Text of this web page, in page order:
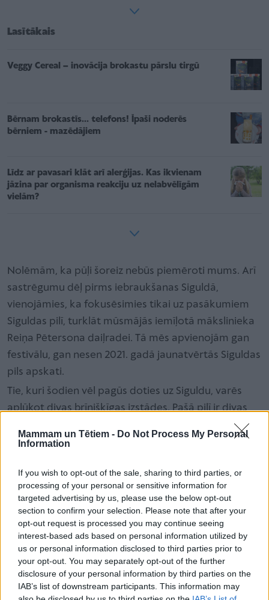
Mammam un Tētiem - Do Not Process My Personal
Information
If you wish to opt-out of the sale, sharing to third parties, or
processing of your personal or sensitive information for
targeted advertising by us, please use the below opt-out
section to confirm your selection. Please note that after your
opt-out request is processed you may continue seeing
interest-based ads based on personal information utilized by
us or personal information disclosed to third parties prior to
your opt-out. You may separately opt-out of the further
disclosure of your personal information by third parties on the
IAB’s list of downstream participants. This information may
Lasītākais
Veggy Cereal – inovācija brokastu pārslu tirgū
Bērnam brokastīs... telefons! Īpaši noderēs
bērniem - mazēdājiem
Līdz ar pavasari klāt arī alerģijas. Kas ikvienam
jāzina par organisma reakciju uz nelabvēlīgām
vielām?
Nolēmām, ka pūļi šoreiz nebūs piemēroti mums. Arī
sastrēgumu dēļ pirms iebraukšanas Siguldā,
vienojāmies, ka fokusēsimies tikai uz pasākumiem
Siguldas pilī, turklāt mūsmājās iemīļotā mākslinieka
Reiņa Pētersona daiļradei. Tā mēs apvienojām gan
festivālu, gan nesen 2021. gadā jaunatvērtās Siguldas
pils apskati.
Tie, kuri šodien vēl pagūs doties uz Siguldu, varēs
aplūkot divas brīnišķīgas izstādes. Pašā pilī ir divas
nelielas zāles, veltītas “Jūras ļaundaru laboratorijai”.
Tajā var aplūkot dažādus atkritumu mošķus, kas
dēļ, un uzzināt, kā novērst šo mošķu rašanos.
Četrgadīgajai ekspertei vislabāk patika indīgā
Tabterija jeb radība no veciem medikamentiem un
izlietotām baterijām. Viņas mammai - izsmēķu
mūdzis jeb Izdūmenis. Šī izstāde bija vairāk ar
actiņām skatāma, taču tajā ir pieklājīga apjoma
lasītava, kur var izšķirstītekoloģijaiveltītās bērnu
grāmatas.